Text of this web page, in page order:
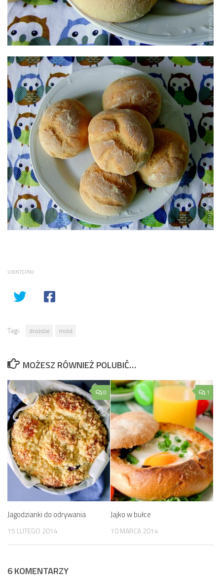
UDOSTĘPNIJ
Tagi: drożdże miód
MOŻESZ RÓWNIEŻ POLUBIĆ…
8
Jagodzianki do odrywania
15 LUTEGO 2014
1
Jajko w bułce
10 MARCA 2014
6 KOMENTARZY